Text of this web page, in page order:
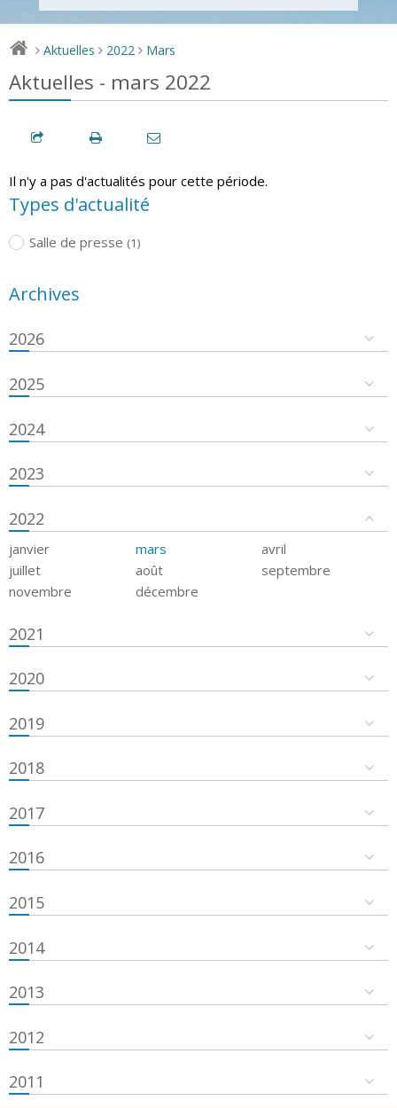
> Aktuelles > 2022 > Mars
Aktuelles - mars 2022
Il n'y a pas d'actualités pour cette période.
Types d'actualité
Salle de presse (1)
Archives
2026
2025
2024
2023
2022
janvier mars
avril
juillet
août
septembre
novembre
décembre
2021
2020
2019
2018
2017
2016
2015
2014
2013
2012
2011